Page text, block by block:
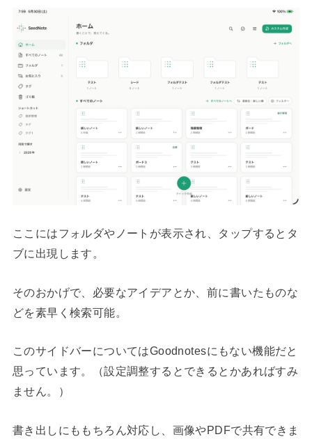
ここにはフォルダやノートが表示され、タップするとタ
ブに出現します。
そのおかげで、必要なアイデアとか、前に書いたものな
どを素早く検索可能。
このサイドバーについてはGoodnotesにもない機能だと
思っています。（設定調整するとできるとかあればすみ
ません。）
書き出しにももちろん対応し、画像やPDFで共有できま